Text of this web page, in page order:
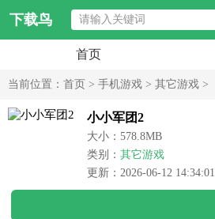
下载鸟
首页
当前位置： 首页 > 手机游戏 > 其它游戏 >
小小军团2
大小：578.8MB
类别： 其它游戏
更新：2026-06-12 14:34:01